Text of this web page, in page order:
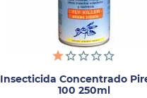
Insecticida Concentrado
100 250ml